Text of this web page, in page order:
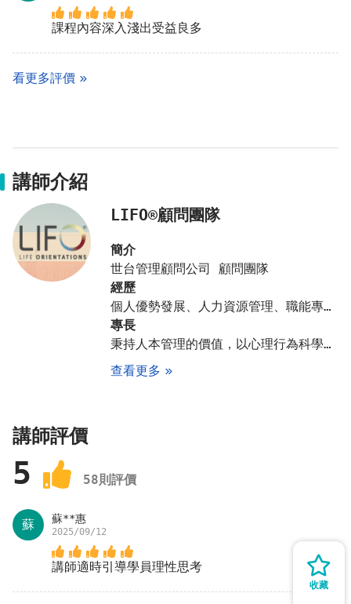
收藏
課程內容深入淺出受益良多
看更多評價
講師介紹
LIFO®顧問團隊
簡介
世台管理顧問公司 顧問團隊
經歷
個人優勢發展、人力資源管理、職能專案導入與應用、管理訓練與輔導、中高階管理能力評價、組織發展與改造、企業國際化發展
專長
秉持人本管理的價值，以心理行為科學及管理科學為核心研發產品、開辦訓練、服務客戶，全方位提升企業人員之個人發展、管理領導、團隊合作、組織發展、企業創新等領域能力。
查看更多
講師評價
5 58則評價
蘇 蘇**惠
2025/09/12
講師適時引導學員理性思考